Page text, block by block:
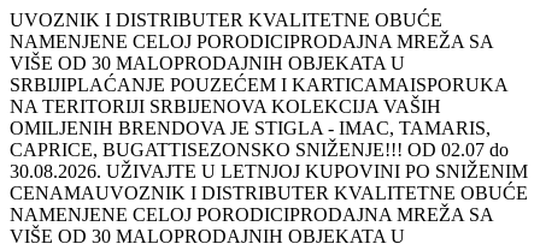
UVOZNIK I DISTRIBUTER KVALITETNE OBUĆE
NAMENJENE CELOJ PORODICIPRODAJNA MREŽA SA
VIŠE OD 30 MALOPRODAJNIH OBJEKATA U
SRBIJIPLAĆANJE POUZEĆEM I KARTICAMAISPORUKA
NA TERITORIJI SRBIJENOVA KOLEKCIJA VAŠIH
OMILJENIH BRENDOVA JE STIGLA - IMAC, TAMARIS,
CAPRICE, BUGATTISEZONSKO SNIŽENJE!!! OD 02.07 do
30.08.2026. UŽIVAJTE U LETNJOJ KUPOVINI PO SNIŽENIM
CENAMAUVOZNIK I DISTRIBUTER KVALITETNE OBUĆE
NAMENJENE CELOJ PORODICIPRODAJNA MREŽA SA
VIŠE OD 30 MALOPRODAJNIH OBJEKATA U